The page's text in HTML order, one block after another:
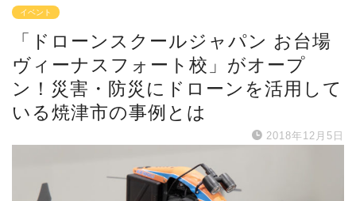
イベント
「ドローンスクールジャパン お台場
ヴィーナスフォート校」がオープ
ン！災害・防災にドローンを活用して
いる焼津市の事例とは
2018年12月5日